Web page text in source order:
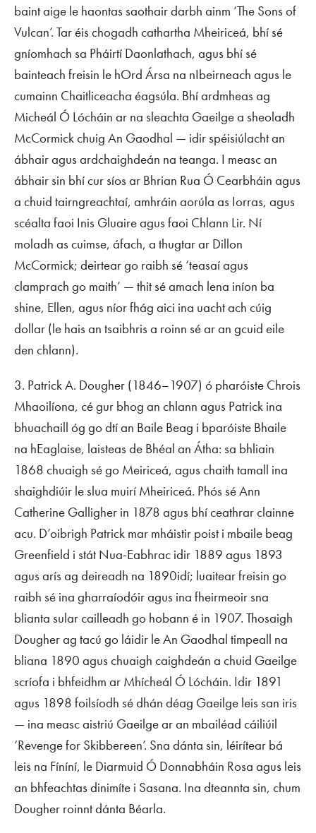
baint aige le haontas saothair darbh ainm ‘The Sons of
Vulcan’. Tar éis chogadh cathartha Mheiriceá, bhí sé
gníomhach sa Pháirtí Daonlathach, agus bhí sé
bainteach freisin le hOrd Ársa na nIbeirneach agus le
cumainn Chaitliceacha éagsúla. Bhí ardmheas ag
Micheál Ó Lócháin ar na sleachta Gaeilge a sheoladh
McCormick chuig An Gaodhal — idir spéisiúlacht an
ábhair agus ardchaighdeán na teanga. I measc an
ábhair sin bhí cur síos ar Bhrian Rua Ó Cearbháin agus
a chuid tairngreachtaí, amhráin aorúla as Iorras, agus
scéalta faoi Inis Gluaire agus faoi Chlann Lir. Ní
moladh as cuimse, áfach, a thugtar ar Dillon
McCormick; deirtear go raibh sé ‘teasaí agus
clamprach go maith’ — thit sé amach lena iníon ba
shine, Ellen, agus níor fhág aici ina uacht ach cúig
dollar (le hais an tsaibhris a roinn sé ar an gcuid eile
den chlann).
3. Patrick A. Dougher (1846–1907) ó pharóiste Chrois
Mhaoilíona, cé gur bhog an chlann agus Patrick ina
bhuachaill óg go dtí an Baile Beag i bparóiste Bhaile
na hEaglaise, laisteas de Bhéal an Átha: sa bhliain
1868 chuaigh sé go Meiriceá, agus chaith tamall ina
shaighdiúir le slua muirí Mheiriceá. Phós sé Ann
Catherine Galligher in 1878 agus bhí ceathrar clainne
acu. D’oibrigh Patrick mar mháistir poist i mbaile beag
Greenfield i stát Nua-Eabhrac idir 1889 agus 1893
agus arís ag deireadh na 1890idí; luaitear freisin go
raibh sé ina gharraíodóir agus ina fheirmeoir sna
blianta sular cailleadh go hobann é in 1907. Thosaigh
Dougher ag tacú go láidir leAn Gaodhal timpeall na
bliana 1890 agus chuaigh caighdeán a chuid Gaeilge
scríofa i bhfeidhm ar Mhícheál Ó Lócháin. Idir 1891
agus 1898 foilsíodh sé dhán déag Gaeilge leis san iris
— ina measc aistriú Gaeilge ar an mbailéad cáiliúil
‘Revenge for Skibbereen’. Sna dánta sin, léirítear bá
leis na Fíníní, le Diarmuid Ó Donnabháin Rosa agus leis
an bhfeachtas dinimíte i Sasana. Ina dteannta sin, chum
Dougher roinnt dánta Béarla.